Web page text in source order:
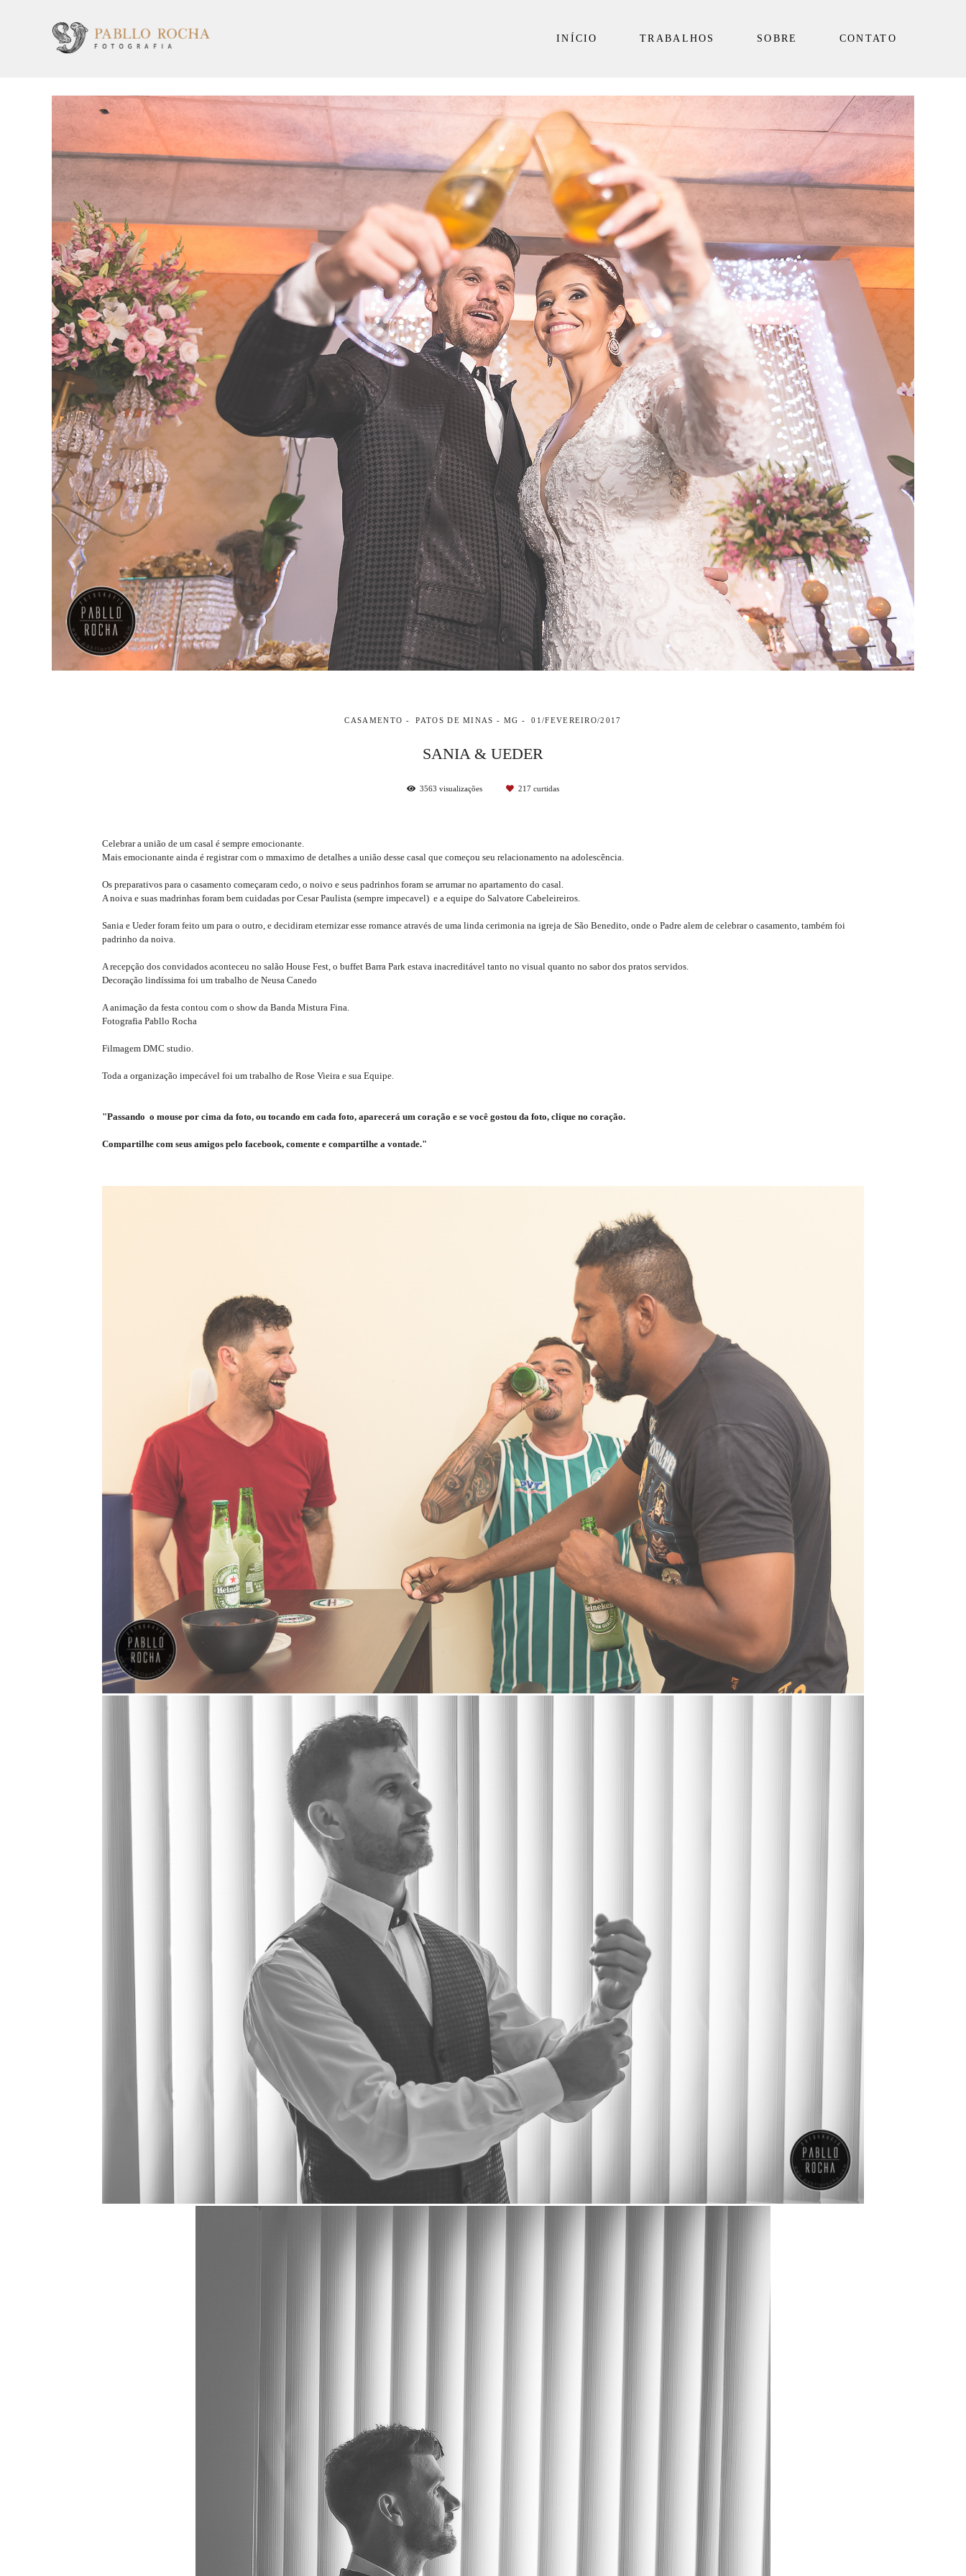
INÍCIO TRABALHOS SOBRE CONTATO
CASAMENTO PATOS DE MINAS - MG 01/FEVEREIRO/2017
SANIA & UEDER
3563 visualizações 217 curtidas
Celebrar a união de um casal é sempre emocionante.
Mais emocionante ainda é registrar com o mmaximo de detalhes a união desse casal que começou seu relacionamento na adolescência.
Os preparativos para o casamento começaram cedo, o noivo e seus padrinhos foram se arrumar no apartamento do casal.
A noiva e suas madrinhas foram bem cuidadas por Cesar Paulista (sempre impecavel) e a equipe do Salvatore Cabeleireiros.
Sania e Ueder foram feito um para o outro, e decidiram eternizar esse romance através de uma linda cerimonia na igreja de São Benedito, onde o Padre alem de celebrar o casamento, também foi
padrinho da noiva.
A recepção dos convidados aconteceu no salão House Fest, o buffet Barra Park estava inacreditável tanto no visual quanto no sabor dos pratos servidos.
Decoração lindíssima foi um trabalho de Neusa Canedo
A animação da festa contou com o show da Banda Mistura Fina.
Fotografia Pabllo Rocha
Filmagem DMC studio.
Toda a organização impecável foi um trabalho de Rose Vieira e sua Equipe.
"Passando o mouse por cima da foto, ou tocando em cada foto, aparecerá um coração e se você gostou da foto, clique no coração.
Compartilhe com seus amigos pelo facebook, comente e compartilhe a vontade."